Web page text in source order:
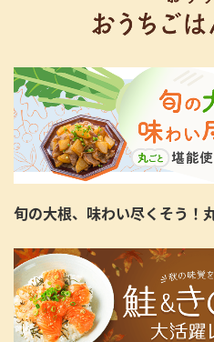
旬の大根、味わい尽くそう！